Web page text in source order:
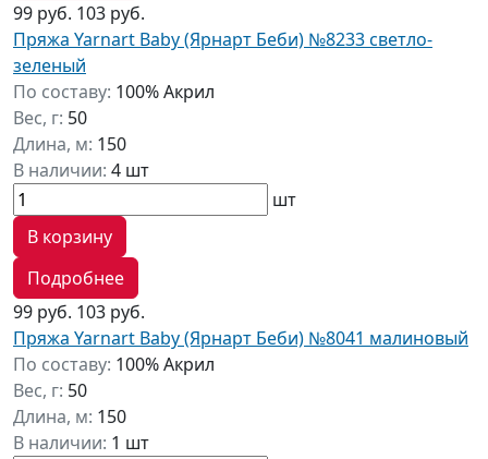
99 руб. 103 руб.
Пряжа Yarnart Baby (Ярнарт Беби) №8233 светло-
зеленый
По составу: 100% Акрил
Вес, г: 50
Длина, м: 150
В наличии: 4 шт
шт
В корзину
Подробнее
99 руб. 103 руб.
Пряжа Yarnart Baby (Ярнарт Беби) №8041 малиновый
По составу: 100% Акрил
Вес, г: 50
Длина, м: 150
В наличии: 1 шт